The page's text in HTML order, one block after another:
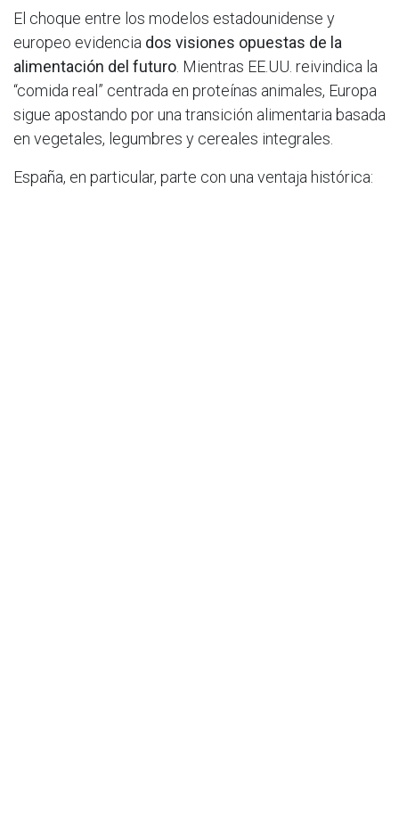
El choque entre los modelos estadounidense y
europeo evidencia dos visiones opuestas de la
alimentación del futuro . Mientras EE.UU. reivindica la
“comida real” centrada en proteínas animales, Europa
sigue apostando por una transición alimentaria basada
en vegetales, legumbres y cereales integrales.
España, en particular, parte con una ventaja histórica: